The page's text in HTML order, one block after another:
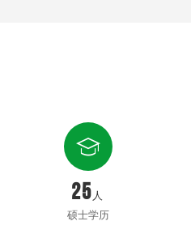

25 人
硕士学历